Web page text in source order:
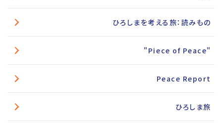
ひろしまを考える旅：読みもの
"Piece of Peace"
Peace Report
ひろしま旅